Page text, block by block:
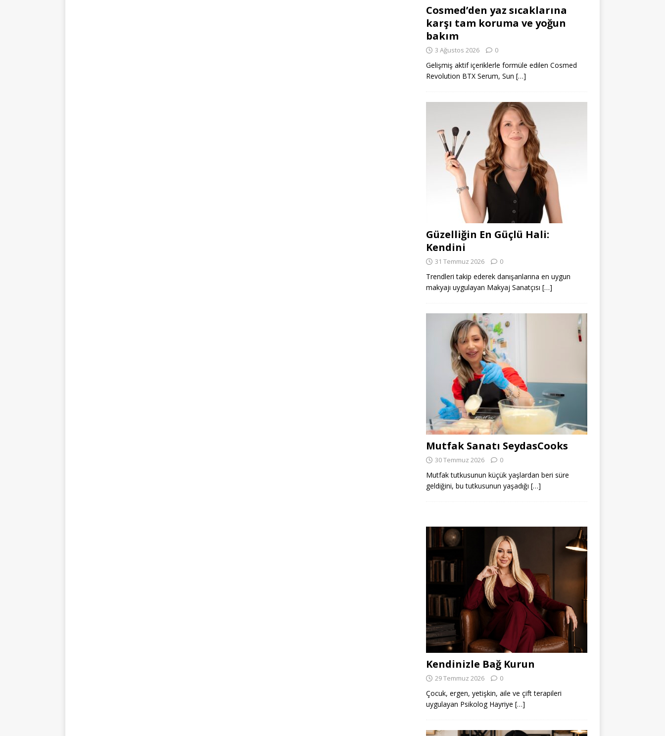
Cosmed’den yaz sıcaklarına
karşı tam koruma ve yoğun
bakım
3 Ağustos 2026 0
Gelişmiş aktif içeriklerle formüle edilen Cosmed
Revolution BTX Serum, Sun […]
Güzelliğin En Güçlü Hali:
Kendini
31 Temmuz 2026 0
Trendleri takip ederek danışanlarına en uygun
makyajı uygulayan Makyaj Sanatçısı […]
Mutfak Sanatı SeydasCooks
30 Temmuz 2026 0
Mutfak tutkusunun küçük yaşlardan beri süre
geldiğini, bu tutkusunun yaşadığı […]
Kendinizle Bağ Kurun
29 Temmuz 2026 0
Çocuk, ergen, yetişkin, aile ve çift terapileri
uygulayan Psikolog Hayriye […]